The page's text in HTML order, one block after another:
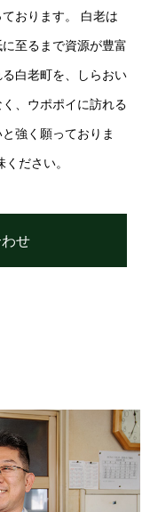
おります。 白老は
至るまで資源が豊富
白老町を、しらおい
、ウポポイに訪れる
強く願っておりま
ださい。
せ